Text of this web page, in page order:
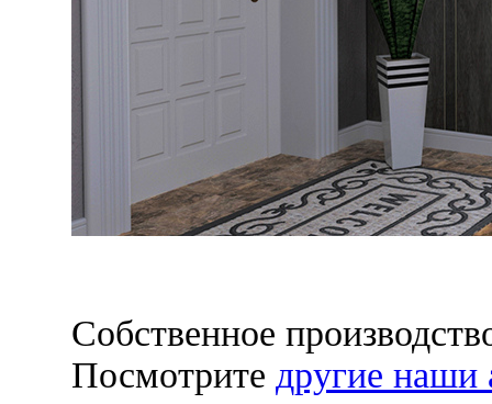
Собственное
Посмотрите другие наши